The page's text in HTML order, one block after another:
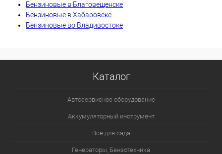
Бензиновые в Благовещенске
Бензиновые в Хабаровске
Бензиновые во Владивостоке
Каталог
Автосервисное оборудование
Аккумуляторный инструмент
Все для сада
Генераторы, Бензотехника